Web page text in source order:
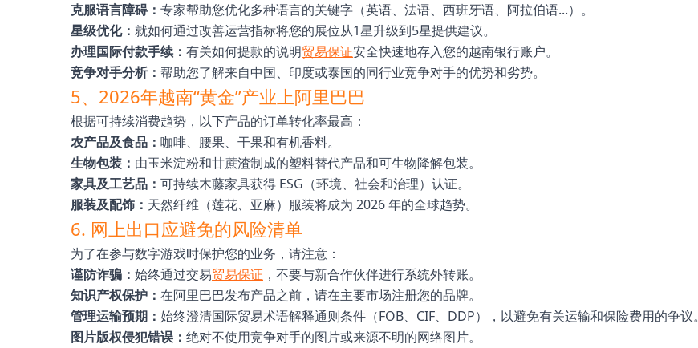
克服语言障碍： 专家帮助您优化多种语言的关键字（英语、法语、西班牙语、阿拉伯语...）。
星级优化： 就如何通过改善运营指标将您的展位从1星升级到5星提供建议。
办理国际付款手续： 有关如何提款的说明贸易保证安全快速地存入您的越南银行账户。
竞争对手分析： 帮助您了解来自中国、印度或泰国的同行业竞争对手的优势和劣势。
5、2026年越南“黄金”产业上阿里巴巴
根据可持续消费趋势，以下产品的订单转化率最高：
农产品及食品： 咖啡、腰果、干果和有机香料。
生物包装： 由玉米淀粉和甘蔗渣制成的塑料替代产品和可生物降解包装。
家具及工艺品： 可持续木藤家具获得 ESG（环境、社会和治理）认证。
服装及配饰： 天然纤维（莲花、亚麻）服装将成为 2026 年的全球趋势。
6. 网上出口应避免的风险清单
为了在参与数字游戏时保护您的业务，请注意：
谨防诈骗： 始终通过交易贸易保证 ，不要与新合作伙伴进行系统外转账。
知识产权保护： 在阿里巴巴发布产品之前，请在主要市场注册您的品牌。
管理运输预期： 始终澄清国际贸易术语解释通则条件（FOB、CIF、DDP），以避免有关运输和保险费用的争议。
图片版权侵犯错误： 绝对不使用竞争对手的图片或来源不明的网络图片。